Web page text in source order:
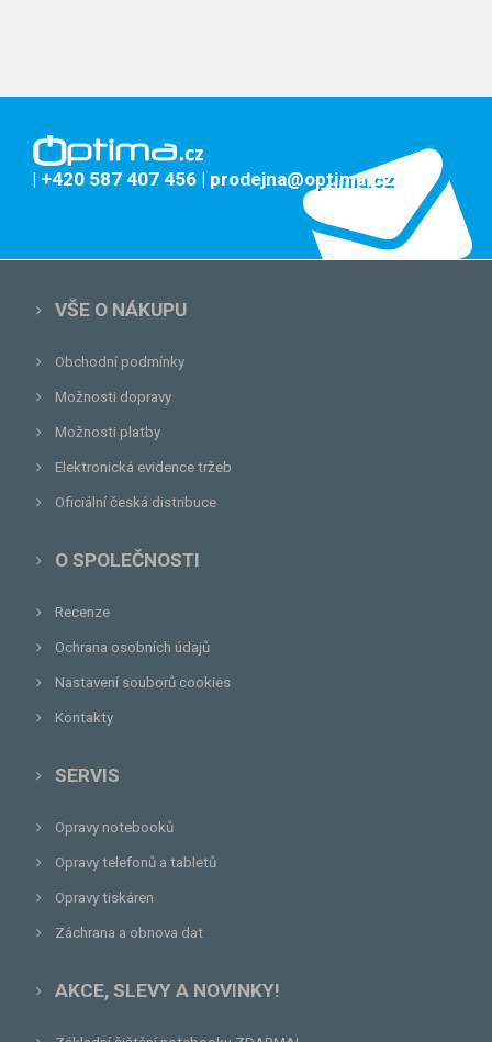
| +420 587 407 456 | prodejna@optima.cz
VŠE O NÁKUPU
Obchodní podmínky
Možnosti dopravy
Možnosti platby
Elektronická evidence tržeb
Oficiální česká distribuce
O SPOLEČNOSTI
Recenze
Ochrana osobních údajů
Nastavení souborů cookies
Kontakty
SERVIS
Opravy notebooků
Opravy telefonů a tabletů
Opravy tiskáren
Záchrana a obnova dat
AKCE, SLEVY A NOVINKY!